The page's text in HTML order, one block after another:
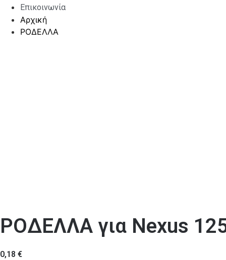
Επικοινωνία
Αρχική
ΡΟΔΕΛΛΑ
ΡΟΔΕΛΛΑ για Nexus
0,18 €